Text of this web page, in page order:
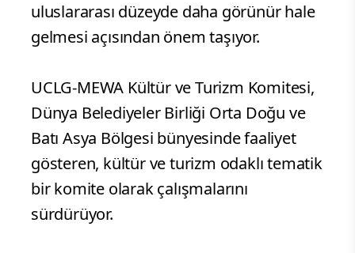
uluslararası düzeyde daha görünür hale
gelmesi açısından önem taşıyor.
UCLG-MEWA Kültür ve Turizm Komitesi,
Dünya Belediyeler Birliği Orta Doğu ve
Batı Asya Bölgesi bünyesinde faaliyet
gösteren, kültür ve turizm odaklı tematik
bir komite olarak çalışmalarını
sürdürüyor.